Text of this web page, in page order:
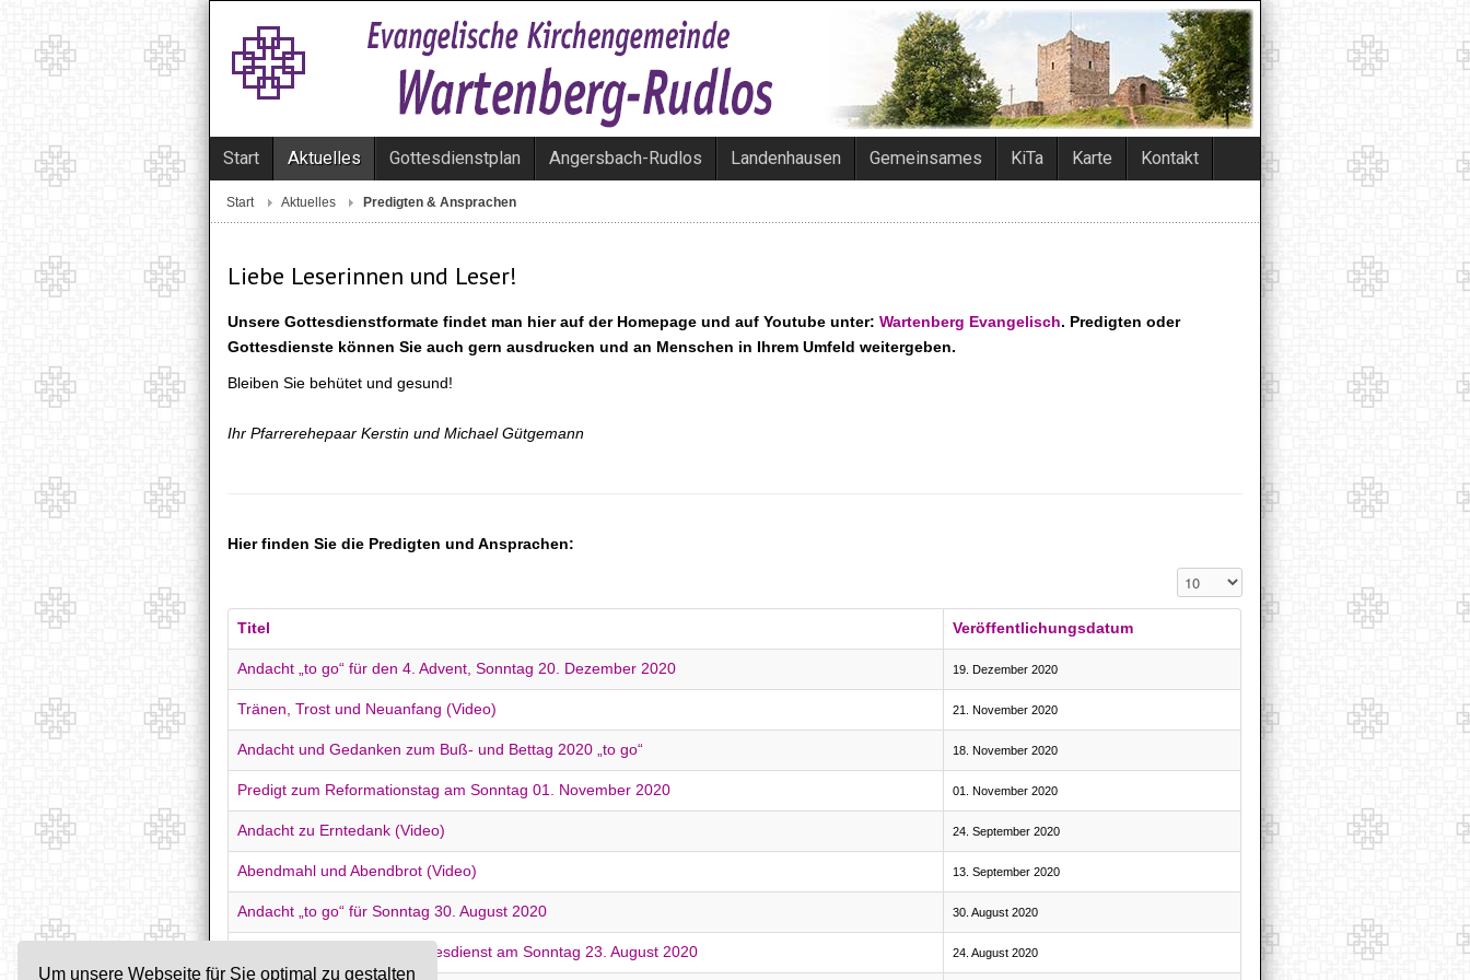
Um unsere Webseite für Sie optimal zu gestalten
Start Aktuelles Gottesdienstplan Angersbach-Rudlos Landenhausen Gemeinsames KiTa Karte Kontakt
Start Aktuelles Predigten & Ansprachen
Liebe Leserinnen und Leser!
Unsere Gottesdienstformate findet man hier auf der Homepage und auf Youtube unter:Wartenberg Evangelisch. Predigten oder
Gottesdienste können Sie auch gern ausdrucken und an Menschen in Ihrem Umfeld weitergeben.
Bleiben Sie behütet und gesund!
Ihr Pfarrerehepaar Kerstin und Michael Gütgemann
Hier finden Sie die Predigten und Ansprachen:
Anzeige #
Titel Veröffentlichungsdatum
Andacht „to go“ für den 4. Advent, Sonntag 20. Dezember 2020 19. Dezember 2020
Tränen, Trost und Neuanfang (Video) 21. November 2020
Andacht und Gedanken zum Buß- und Bettag 2020 „to go“ 18. November 2020
Predigt zum Reformationstag am Sonntag 01. November 2020 01. November 2020
Andacht zu Erntedank (Video) 24. September 2020
Abendmahl und Abendbrot (Video) 13. September 2020
Andacht „to go“ für Sonntag 30. August 2020 30. August 2020
Predigt zum Einführungsgottesdienst am Sonntag 23. August 2020 24. August 2020